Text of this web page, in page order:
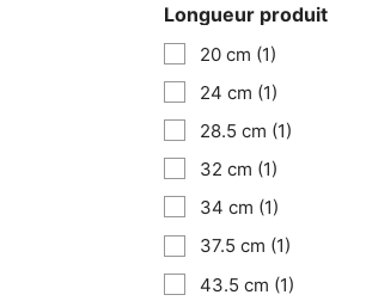
Longueur produit
20 cm (1)
24 cm (1)
28.5 cm (1)
32 cm (1)
34 cm (1)
37.5 cm (1)
43.5 cm (1)